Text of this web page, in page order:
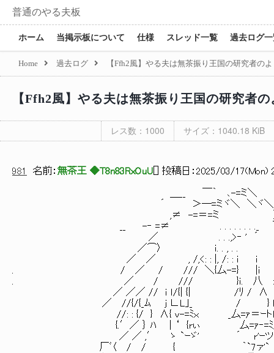
普通のやる夫板
ホーム 当掲示板について 仕様 スレッド一覧 過去ログ
Home 過去ログ 【Ffh2風】やる夫は無茶振り王国の研究者の
【Ffh2風】やる夫は無茶振り王国の研究者
レス数：1000 サイズ：1040.18 KiB
981 名前： 無茶王 ◆T8n83RxOuU ] 投稿日： 2025/03/17(Mon)
＿__ ￣｀ ､-=ミ＼
´ ＞─=ミヾ＼ ＼ヾ＼
,≠ -=＝=ミ ）厶-=
__ -‐ =≠ . . . . . . . ._ ￣￣
／ . . .,>‐ ' ´
／⌒〉 ｉ. . , .
／ ／ , /,<: : |, /: : ｉ i
. / ／ / /// ＼{厶-=} |i
. ／ / /// }ｉ. 八 :
／ ／／ // ｉ ｌ/{| {| /ﾘ
／ //{/{_ﾑ ｊ ∟L｣_ / }
//: : {/ } ∧{ v-=ﾐｘ _厶=ｧ＝ｰト
{.′／ ｝ ﾊ | ‘ {rぃ 厶=ｧ‐=ﾐ｣_
／ ／ ,′ ゝ `ｰゞ' ´ r'ｰツ'^ }
厂ﾞ〈 / / { ｀`7ァ'` //} Ⅳ